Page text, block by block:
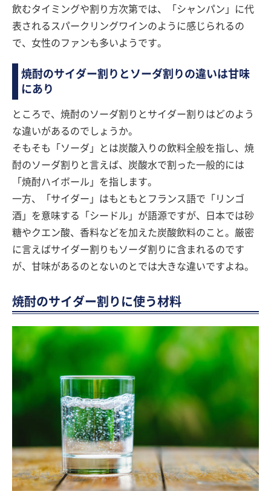
飲むタイミングや割り方次第では、「シャンパン」に代
表されるスパークリングワインのように感じられるの
で、女性のファンも多いようです。
焼酎のサイダー割りとソーダ割りの違いは甘味
にあり
ところで、焼酎のソーダ割りとサイダー割りはどのよう
な違いがあるのでしょうか。
そもそも「ソーダ」とは炭酸入りの飲料全般を指し、焼
酎のソーダ割りと言えば、炭酸水で割った一般的には
「焼酎ハイボール」を指します。
一方、「サイダー」はもともとフランス語で「リンゴ
酒」を意味する「シードル」が語源ですが、日本では砂
糖やクエン酸、香料などを加えた炭酸飲料のこと。厳密
に言えばサイダー割りもソーダ割りに含まれるのです
が、甘味があるのとないのとでは大きな違いですよね。
焼酎のサイダー割りに使う材料